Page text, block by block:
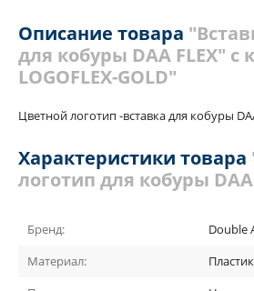
Описание товара
для кобуры DAA FLEX" с
LOGOFLEX-GOLD"
Цветной логотип -вставка для кобуры
Характеристики товара
логотип для кобуры DAA
Бренд:
Double
Материал:
Пластик